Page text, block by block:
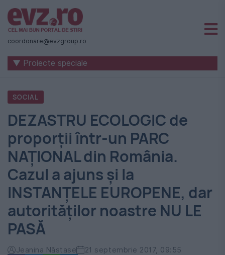
Știri
naționale
internaționale
România
-
Evenimentul
Zilei
coordonare@evzgroup.ro
▼ Proiecte speciale
SOCIAL
DEZASTRU ECOLOGIC de
proporţii într-un PARC
NAŢIONAL din România.
Cazul a ajuns şi la
INSTANŢELE EUROPENE, dar
autorităţilor noastre NU LE
PASĂ
Jeanina Năstase 21 septembrie 2017, 09:55